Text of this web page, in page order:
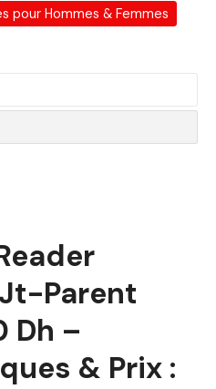
pour Hommes & Femmes
Parent
Dh –
& Prix :